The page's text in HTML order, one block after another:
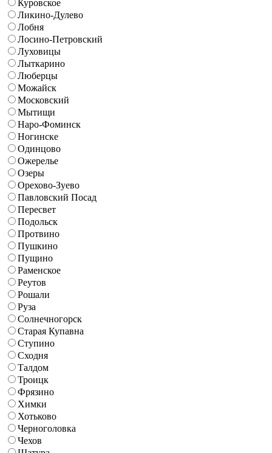
Куровское
Ликино-Дулево
Лобня
Лосино-Петровский
Луховицы
Лыткарино
Люберцы
Можайск
Московский
Мытищи
Наро-Фоминск
Ногинске
Одинцово
Ожерелье
Озеры
Орехово-Зуево
Павловский Посад
Пересвет
Подольск
Протвино
Пушкино
Пущино
Раменское
Реутов
Рошали
Руза
Солнечногорск
Старая Купавна
Ступино
Сходня
Талдом
Троицк
Фрязино
Химки
Хотьково
Черноголовка
Чехов